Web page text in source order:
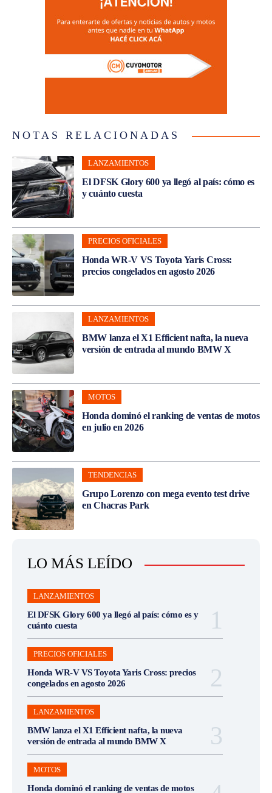
NOTAS RELACIONADAS
LANZAMIENTOS
El DFSK Glory 600 ya llegó al país: cómo es
y cuánto cuesta
PRECIOS OFICIALES
Honda WR-V VS Toyota Yaris Cross:
precios congelados en agosto 2026
LANZAMIENTOS
BMW lanza el X1 Efficient nafta, la nueva
versión de entrada al mundo BMW X
MOTOS
Honda dominó el ranking de ventas de motos
en julio en 2026
TENDENCIAS
Grupo Lorenzo con mega evento test drive
en Chacras Park
LO MÁS LEÍDO
LANZAMIENTOS
El DFSK Glory 600 ya llegó al país: cómo es y
cuánto cuesta
PRECIOS OFICIALES
Honda WR-V VS Toyota Yaris Cross: precios
congelados en agosto 2026
LANZAMIENTOS
BMW lanza el X1 Efficient nafta, la nueva
versión de entrada al mundo BMW X
MOTOS
Honda dominó el ranking de ventas de motos